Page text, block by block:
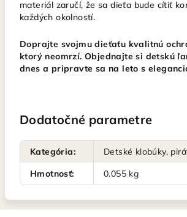
materiál zaručí, že sa dieťa bude cítiť
každých okolností.
Doprajte svojmu dieťaťu kvalitnú
ktorý neomrzí. Objednajte si detskú
dnes a pripravte sa na leto s
Dodatočné parametre
Kategória:
Detské klobúky,
Hmotnosť: 0.055 kg